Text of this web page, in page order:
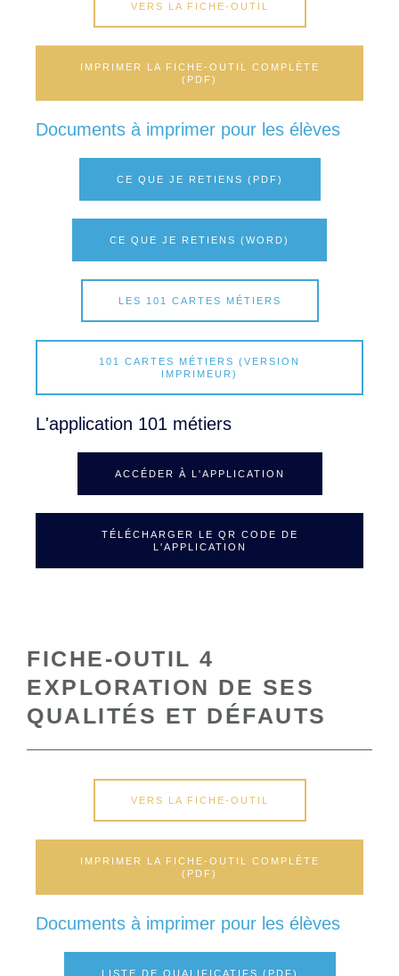
VERS LA FICHE-OUTIL
IMPRIMER LA FICHE-OUTIL COMPLÈTE
(PDF)
Documents à imprimer pour les élèves
CE QUE JE RETIENS (PDF)
CE QUE JE RETIENS (WORD)
LES 101 CARTES MÉTIERS
101 CARTES MÉTIERS (VERSION
IMPRIMEUR)
L'application 101 métiers
ACCÉDER À L'APPLICATION
TÉLÉCHARGER LE QR CODE DE
L'APPLICATION
FICHE-OUTIL 4
EXPLORATION DE SES
QUALITÉS ET DÉFAUTS
VERS LA FICHE-OUTIL
IMPRIMER LA FICHE-OUTIL COMPLÈTE
(PDF)
Documents à imprimer pour les élèves
LISTE DE QUALIFICATIFS (PDF)